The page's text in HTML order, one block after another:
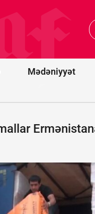
Mədəniyyət
cənubunda
avtobusların
toqquşması
nəticəsində
ölüb